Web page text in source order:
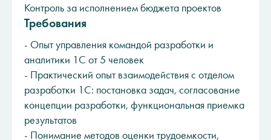
Контроль за исполнением бюджета проектов
Требования
- Опыт управления командой разработки и
аналитики 1С от 5 человек
- Практический опыт взаимодействия с отделом
разработки 1С: постановка задач, согласование
концепции разработки, функциональная приемка
результатов
- Понимание методов оценки трудоемкости,